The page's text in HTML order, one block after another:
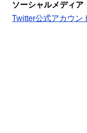
ソーシャルメディア
Twitter公式アカウン